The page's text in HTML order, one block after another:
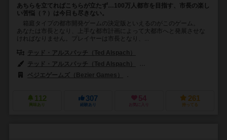
あちらを立てればこちらが立たず…100万人都市を目指す、市長の楽し
い苦悩（？）は今日も尽きない。
箱庭タイプの都市開発ゲームの決定版といえるのがこのゲーム。
あなたは市長となり、上手な都市計画によって大都市へと発展させな
ければなりません。プレイヤーは市長となり、...
テッド・アルスパッチ（Ted Alspach）
テッド・アルスパッチ（Ted Alspach）
ベジエゲームズ（Bezier Games）
112
興味あり
307
経験あり
54
お気に入り
261
持ってる